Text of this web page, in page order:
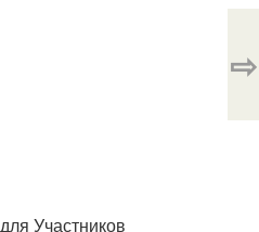
Участников
⇨